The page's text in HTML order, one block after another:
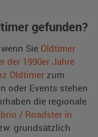
gefunden?
Sie Oldtimer
der 1990er Jahre
Oldtimer zum
oder Events stehen
die regionale
/ Roadster in
grundsätzlich